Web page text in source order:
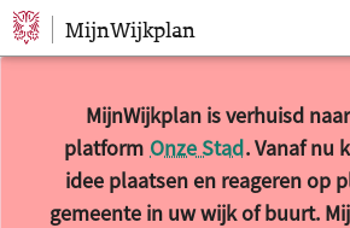
Sla navigatie over
MijnWijkplan
MijnWijkplan is verhuisd
platform Onze Stad. Vanaf nu
idee plaatsen en reageren op
gemeente in uw wijk of buurt.